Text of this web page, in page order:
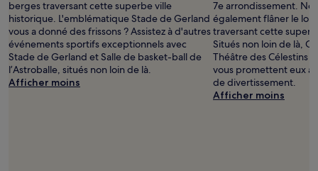
berges traversant cette superbe ville
historique. L'emblématique Stade de Gerland
vous a donné des frissons ? Assistez à d'autres
événements sportifs exceptionnels avec
Stade de Gerland et Salle de basket-ball de
l’Astroballe, situés non loin de là.
Afficher moins
7e arrondissement.
également flâner le
traversant cette
Situés non loin de là,
Théâtre des Célestins
vous promettent eux
de divertissement.
Afficher moins